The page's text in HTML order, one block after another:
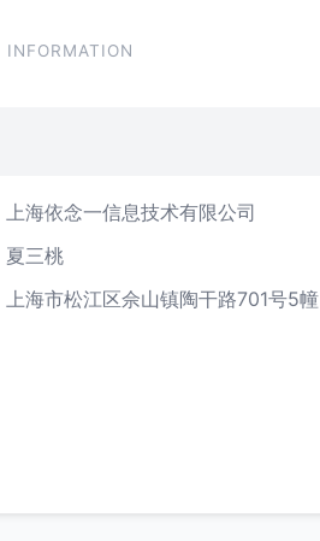
INFORMATION
上海依念一信息技术有限公司
夏三桃
上海市松江区佘山镇陶干路701号5幢